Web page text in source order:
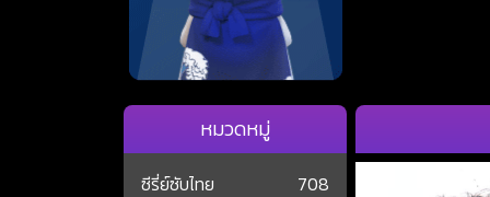
หมวดหมู่
ซีรี่ย์ซับไทย
708